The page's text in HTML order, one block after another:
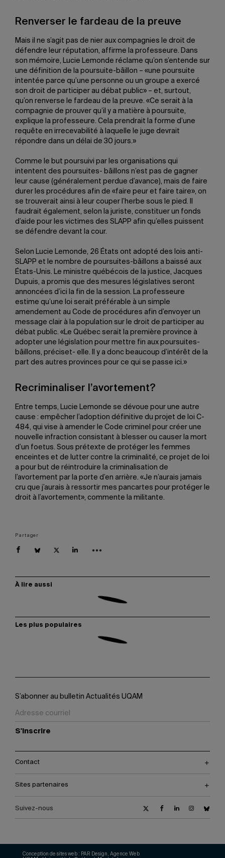
Renverser le fardeau de la preuve
Mais il ne s’agit pas de nier aux compagnies le droit de
défendre leur réputation, affirme la professeure. Dans
son mémoire, Lucie Lemonde réclame qu’on s’entende sur
une définition de la poursuite-bâillon – «une poursuite
intentée parce qu’une personne ou un groupe a exercé
son droit de participer au débat public» – et, surtout,
qu’on renverse le fardeau de la preuve. «Ce serait à la
compagnie de prouver qu’il y a matière à poursuite,
explique la professeure. Cela prendrait la forme d’une
requête en irrecevabilité à laquelle le juge devrait
répondre dans un délai de 30 jours.»
Comme le but poursuivi par les organisations qui
intentent des poursuites- bâillons n’est pas de gagner
leur cause (généralement perdue d’avance), mais de faire
durer les procédures afin de «faire peur et faire taire», on
se trouverait ainsi à leur couper l’herbe sous le pied. Il
faudrait également, selon la juriste, constituer un fonds
d’aide pour les victimes des SLAPP afin qu’elles puissent
se défendre devant la cour.
Selon Lucie Lemonde, 26 États ont adopté des lois anti-
SLAPP et le nombre de poursuites-bâillons a baissé aux
États-Unis. Le ministre québécois de la justice, Jacques
Dupuis, a promis que des mesures législatives seront
annoncées d’ici la fin de la session. La professeure
estime qu’une loi serait préférable à un simple
amendement au Code de procédures afin d’envoyer un
message clair à la population sur le droit de participer au
débat public. «Le Québec serait la première province à
adopter une législation pour mettre fin aux poursuites-
bâillons, préciset- elle. Il y a donc beaucoup d’intérêt de la
part des autres provinces pour ce qui se passe ici.»
Recriminaliser l’avortement?
Entre temps, Lucie Lemonde se dévoue pour une autre
cause : empêcher l’adoption définitive du projet de loi C-
484, qui vise à amender le Code criminel pour créer une
nouvelle infraction consistant à blesser ou causer la mort
d’un foetus. Sous prétexte de protéger les femmes
enceintes et de lutter contre la criminalité, ce projet de loi
a pour but de réintroduire la criminalisation de
l’avortement par la porte d’en arrière. «Je n’aurais jamais
cru que j’aurais à ressortir mes pancartes pour protéger le
droit à l’avortement», commente la militante.
Partager
À lire aussi
Les plus populaires
S’abonner au bulletin Actualités UQAM
S'inscrire
Contact
Sites partenaires
Suivez-nous
Conception de sites web : PAR Design, Agence Web